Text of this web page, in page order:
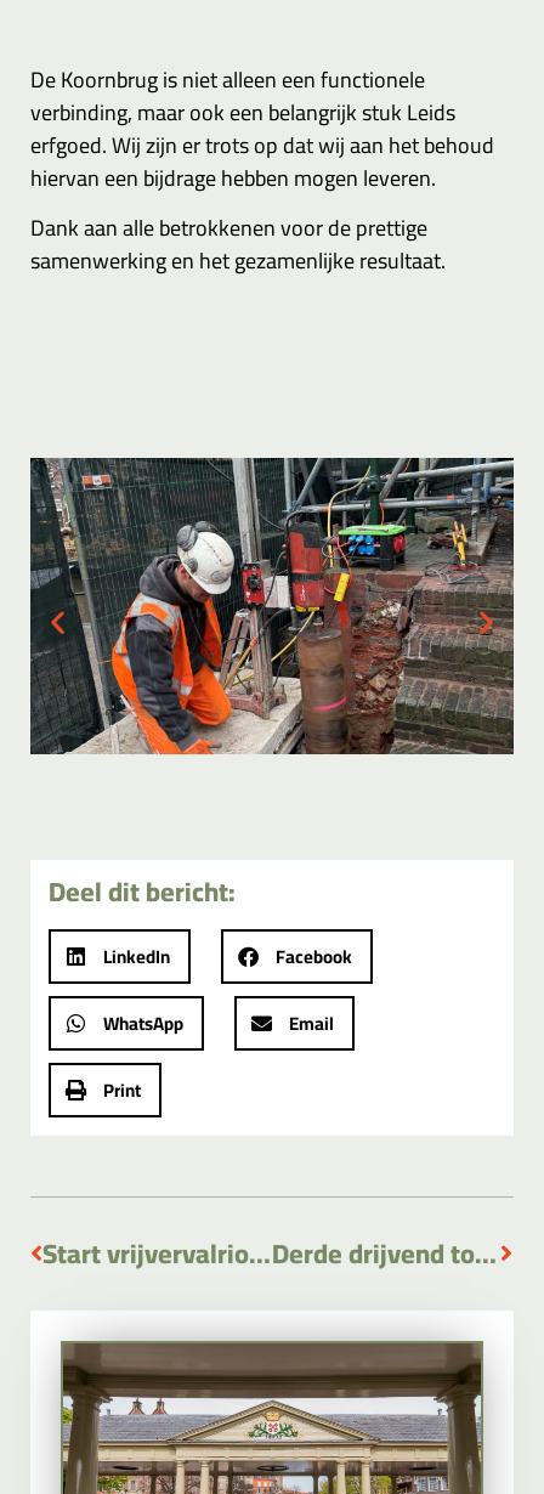
De Koornbrug is niet alleen een functionele
verbinding, maar ook een belangrijk stuk Leids
erfgoed. Wij zijn er trots op dat wij aan het behoud
hiervan een bijdrage hebben mogen leveren.
Dank aan alle betrokkenen voor de prettige
samenwerking en het gezamenlijke resultaat.
Deel dit bericht:
LinkedIn
Facebook
WhatsApp
Email
Print
Start vrijvervalriool gemaal Rokkeveenseweg Derde drijvend toilet geplaatst Nieuwkoop